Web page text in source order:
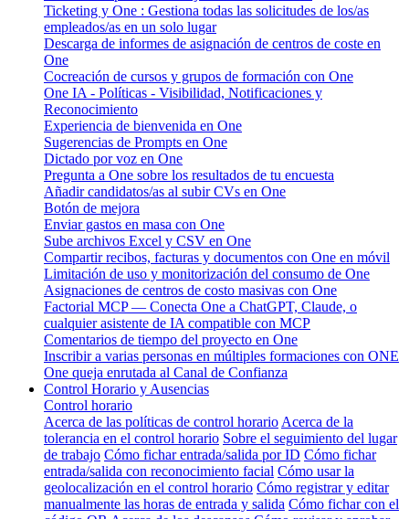
Ticketing y One : Gestiona todas las solicitudes de los/as
empleados/as en un solo lugar
Descarga de informes de asignación de centros de coste en
One
Cocreación de cursos y grupos de formación con One
One IA - Políticas - Visibilidad, Notificaciones y
Reconocimiento
Experiencia de bienvenida en One
Sugerencias de Prompts en One
Dictado por voz en One
Pregunta a One sobre los resultados de tu encuesta
Añadir candidatos/as al subir CVs en One
Botón de mejora
Enviar gastos en masa con One
Sube archivos Excel y CSV en One
Compartir recibos, facturas y documentos con One en móvil
Limitación de uso y monitorización del consumo de One
Asignaciones de centros de costo masivas con One
Factorial MCP — Conecta One a ChatGPT, Claude, o
cualquier asistente de IA compatible con MCP
Comentarios de tiempo del proyecto en One
Inscribir a varias personas en múltiples formaciones con ONE
One queja enrutada al Canal de Confianza
Control Horario y Ausencias
Control horario
Acerca de las políticas de control horario Acerca de la
tolerancia en el control horario Sobre el seguimiento del lugar
de trabajo Cómo fichar entrada/salida por ID Cómo fichar
entrada/salida con reconocimiento facial Cómo usar la
geolocalización en el control horario Cómo registrar y editar
manualmente las horas de entrada y salida Cómo fichar con el